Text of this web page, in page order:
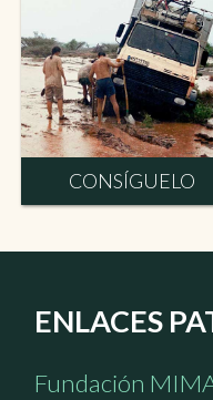
CONSÍGUELO
ENLACES
Fundación